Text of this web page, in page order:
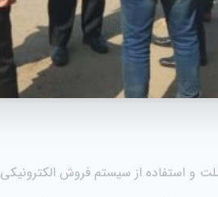
و استفاده از سیستم فروش الکترونیکی